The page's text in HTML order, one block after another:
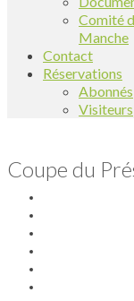
Comité
Manche
Contact
Réservations
Abonnés
Visiteurs
Coupe du